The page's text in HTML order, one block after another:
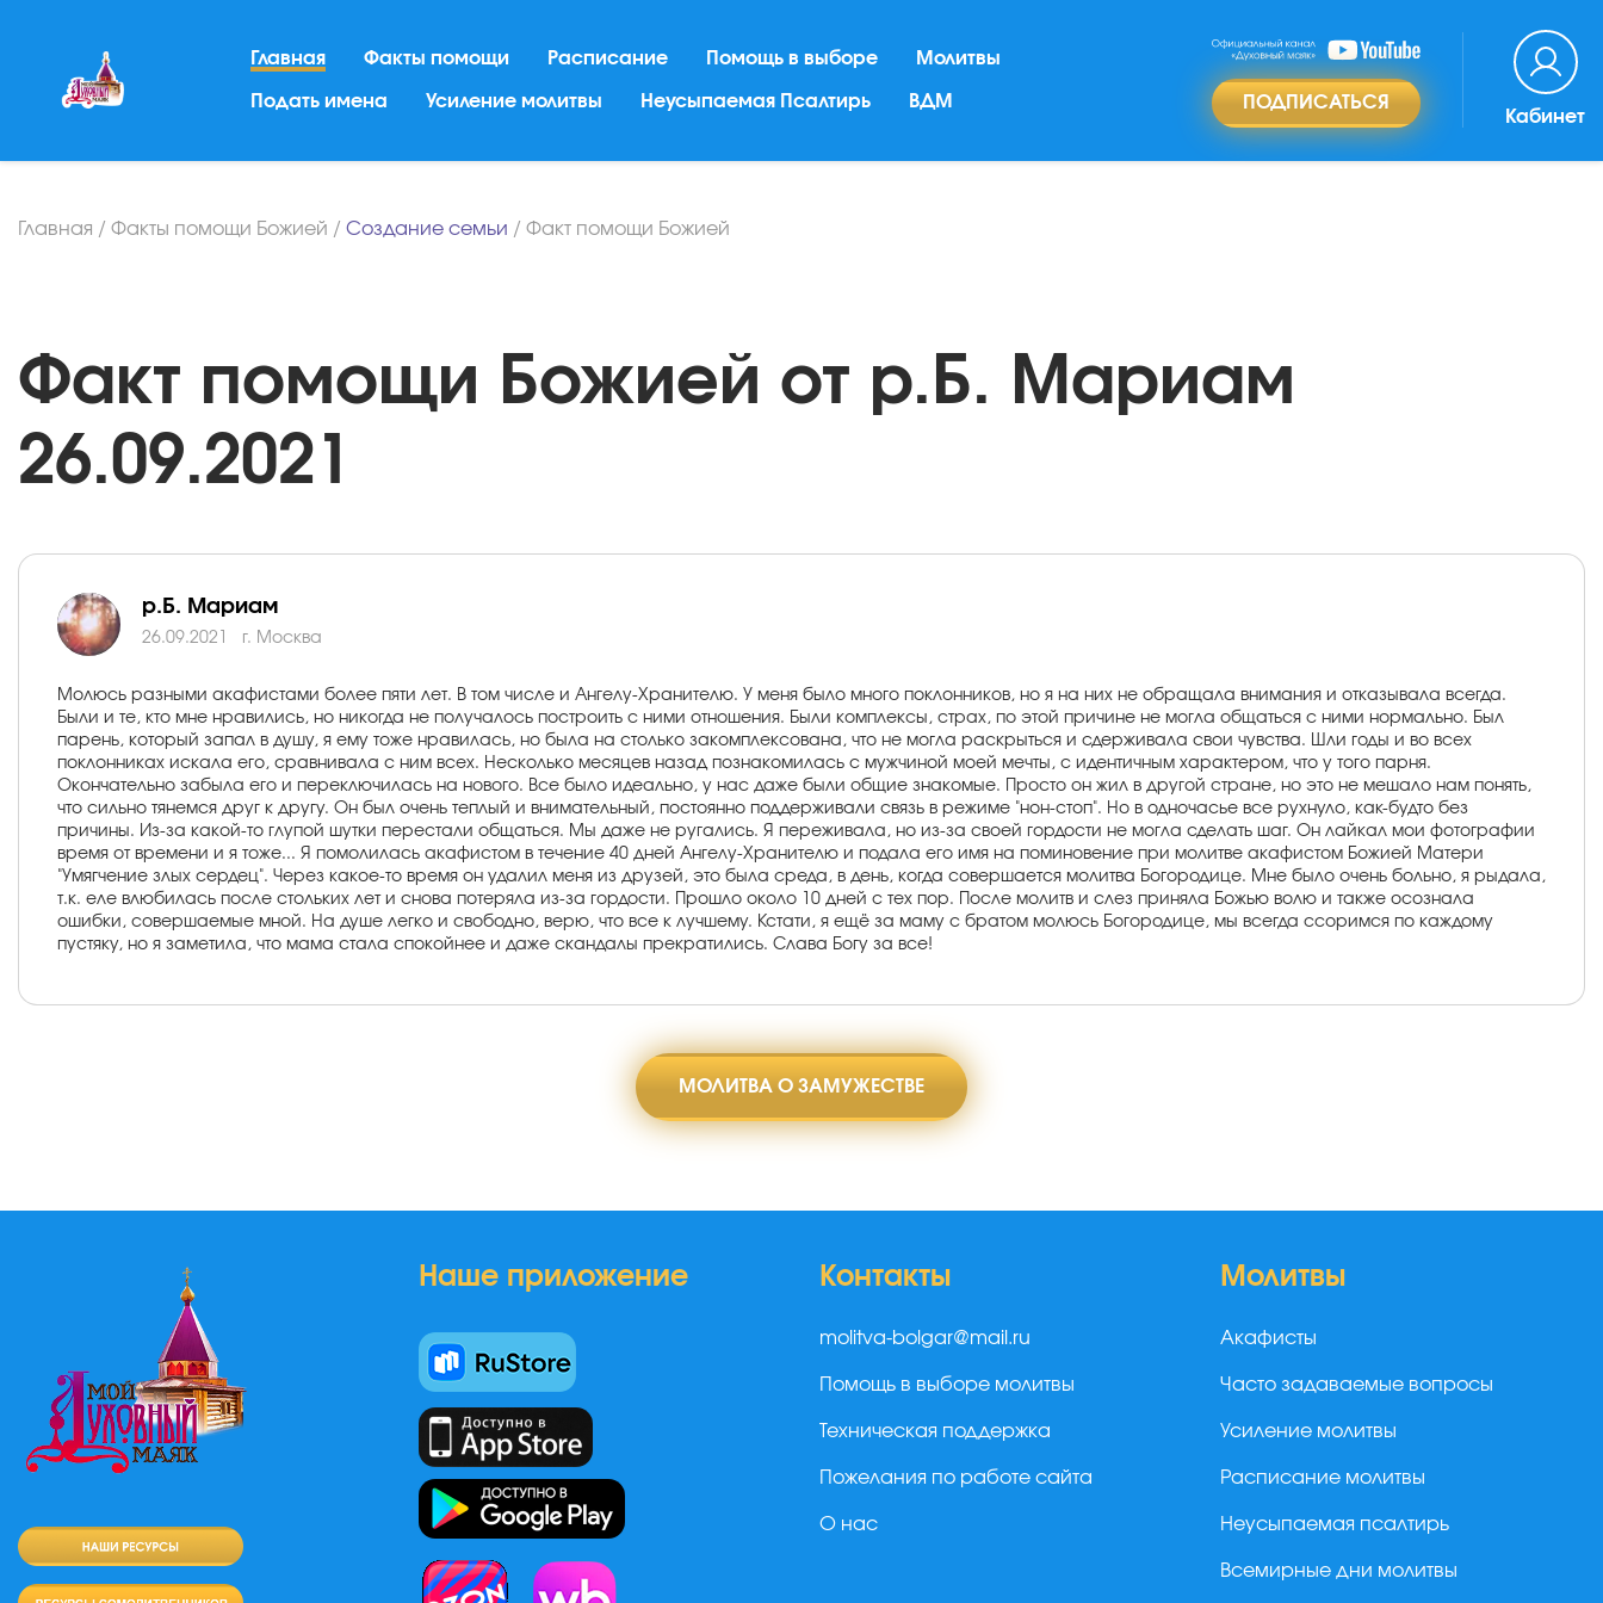
Главная Факты помощи Расписание Помощь в выборе Молитвы
Подать имена Усиление молитвы Неусыпаемая Псалтирь ВДМ ПОДПИСАТЬСЯ
Кабинет
Главная / Факты помощи Божией / Создание семьи / Факт помощи Божией
Факт помощи Божией от р.Б. Мариам
26.09.2021
р.Б. Мариам
26.09.2021 г. Москва
Молюсь разными акафистами более пяти лет. В том числе и Ангелу-Хранителю. У меня было много поклонников, но я на них не обращала внимания и отказывала всегда.
Были и те, кто мне нравились, но никогда не получалось построить с ними отношения. Были комплексы, страх, по этой причине не могла общаться с ними нормально. Был
парень, который запал в душу, я ему тоже нравилась, но была на столько закомплексована, что не могла раскрыться и сдерживала свои чувства. Шли годы и во всех
поклонниках искала его, сравнивала с ним всех. Несколько месяцев назад познакомилась с мужчиной моей мечты, с идентичным характером, что у того парня.
Окончательно забыла его и переключилась на нового. Все было идеально, у нас даже были общие знакомые. Просто он жил в другой стране, но это не мешало нам понять,
что сильно тянемся друг к другу. Он был очень теплый и внимательный, постоянно поддерживали связь в режиме "нон-стоп". Но в одночасье все рухнуло, как-будто без
причины. Из-за какой-то глупой шутки перестали общаться. Мы даже не ругались. Я переживала, но из-за своей гордости не могла сделать шаг. Он лайкал мои фотографии
время от времени и я тоже... Я помолилась акафистом в течение 40 дней Ангелу-Хранителю и подала его имя на поминовение при молитве акафистом Божией Матери
"Умягчение злых сердец". Через какое-то время он удалил меня из друзей, это была среда, в день, когда совершается молитва Богородице. Мне было очень больно, я рыдала,
т.к. еле влюбилась после стольких лет и снова потеряла из-за гордости. Прошло около 10 дней с тех пор. После молитв и слез приняла Божью волю и также осознала
ошибки, совершаемые мной. На душе легко и свободно, верю, что все к лучшему. Кстати, я ещё за маму с братом молюсь Богородице, мы всегда ссоримся по каждому
пустяку, но я заметила, что мама стала спокойнее и даже скандалы прекратились. Слава Богу за все!
МОЛИТВА О ЗАМУЖЕСТВЕ
Наше приложение Контакты
molitva-bolgar@mail.ru
Помощь в выборе молитвы
Техническая поддержка
Пожелания по работе сайта
О нас
Молитвы
Акафисты
Часто задаваемые вопросы
Усиление молитвы
Расписание молитвы
Неусыпаемая псалтирь
Всемирные дни молитвы